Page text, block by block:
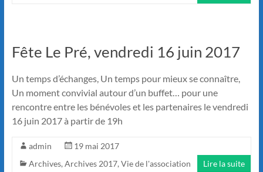
Fête Le Pré, vendredi 16 juin 2017
Un temps d’échanges, Un temps pour mieux se connaître,
Un moment convivial autour d’un buffet… pour une
rencontre entre les bénévoles et les partenaires le vendredi
16 juin 2017 à partir de 19h
admin
19 mai 2017
Archives, Archives 2017, Vie de l'association Lire la suite